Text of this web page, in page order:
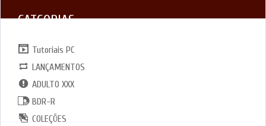
CATGORIAS
Tutoriais PC
LANÇAMENTOS
ADULTO XXX
BDR-R
COLEÇÕES